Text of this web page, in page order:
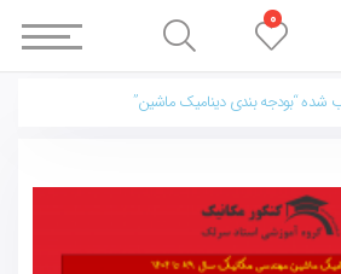
“بودجه بندی دینامیک ماشین”
0